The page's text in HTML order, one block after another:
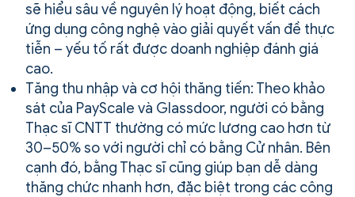
sẽ hiểu sâu về nguyên lý hoạt động, biết cách
ứng dụng công nghệ vào giải quyết vấn đề thực
tiễn – yếu tố rất được doanh nghiệp đánh giá
cao.
Tăng thu nhập và cơ hội thăng tiến: Theo khảo
sát của PayScale và Glassdoor, người có bằng
Thạc sĩ CNTT thường có mức lương cao hơn từ
30–50% so với người chỉ có bằng Cử nhân. Bên
cạnh đó, bằng Thạc sĩ cũng giúp bạn dễ dàng
thăng chức nhanh hơn, đặc biệt trong các công